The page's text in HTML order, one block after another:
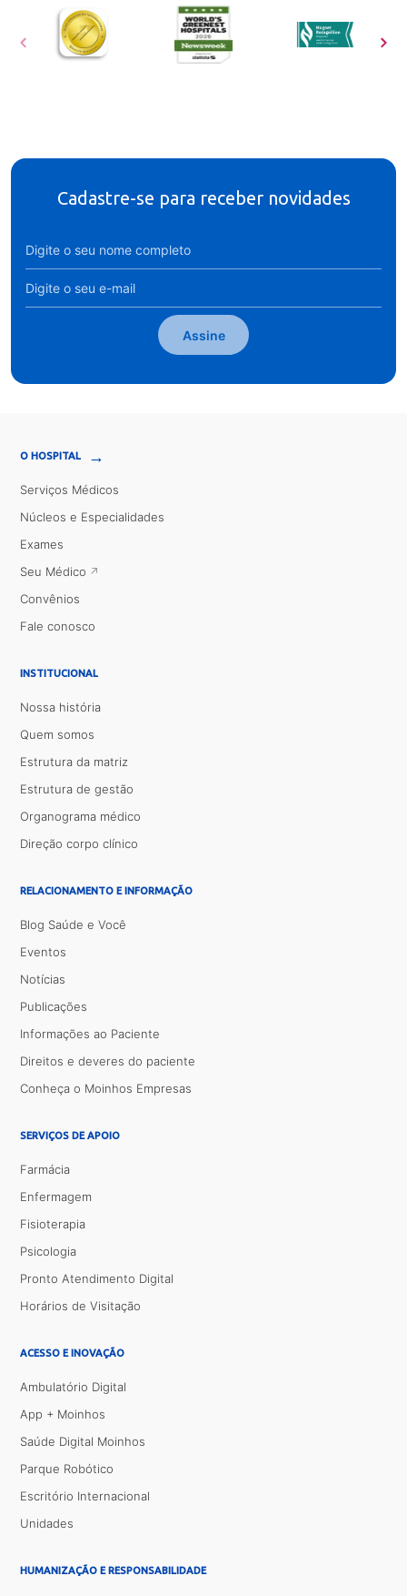
Cadastre-se para receber novidades
Assine
O HOSPITAL →
Serviços Médicos
Núcleos e Especialidades
Exames
Seu Médico
Convênios
Fale conosco
INSTITUCIONAL
Nossa história
Quem somos
Estrutura da matriz
Estrutura de gestão
Organograma médico
Direção corpo clínico
RELACIONAMENTO E INFORMAÇÃO
Blog Saúde e Você
Eventos
Notícias
Publicações
Informações ao Paciente
Direitos e deveres do paciente
Conheça o Moinhos Empresas
SERVIÇOS DE APOIO
Farmácia
Enfermagem
Fisioterapia
Psicologia
Pronto Atendimento Digital
Horários de Visitação
ACESSO E INOVAÇÃO
Ambulatório Digital
App + Moinhos
Saúde Digital Moinhos
Parque Robótico
Escritório Internacional
Unidades
HUMANIZAÇÃO E RESPONSABILIDADE